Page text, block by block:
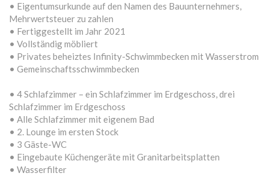
• Eigentumsurkunde auf den Namen des Bauunternehmers,
Mehrwertsteuer zu zahlen
• Fertiggestellt im Jahr 2021
• Vollständig möbliert
• Privates beheiztes Infinity-Schwimmbecken mit Wasserstrom
• Gemeinschaftsschwimmbecken
• 4 Schlafzimmer – ein Schlafzimmer im Erdgeschoss, drei
Schlafzimmer im Erdgeschoss
• Alle Schlafzimmer mit eigenem Bad
• 2. Lounge im ersten Stock
• 3 Gäste-WC
• Eingebaute Küchengeräte mit Granitarbeitsplatten
• Wasserfilter